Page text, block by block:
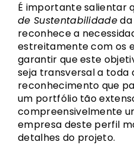
É importante salientar
de Sustentabilidade
reconhece a
estreitamente com os
garantir que este
seja transversal a toda
reconhecimento que
um portfólio tão
compreensivelmente
empresa deste perfil
detalhes do projeto.